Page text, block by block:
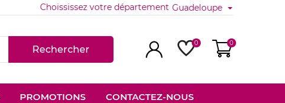
Choississez votre département Guadeloupe
Rechercher
0 0
PROMOTIONS CONTACTEZ-NOUS